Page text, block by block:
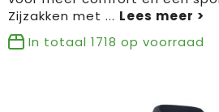
Zijzakken met ...
In totaal 1718 op voorraad